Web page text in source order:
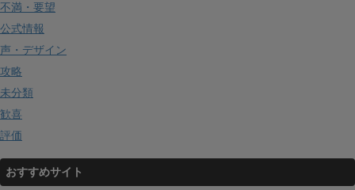
不満・要望
公式情報
声・デザイン
攻略
未分類
歓喜
評価
おすすめサイト